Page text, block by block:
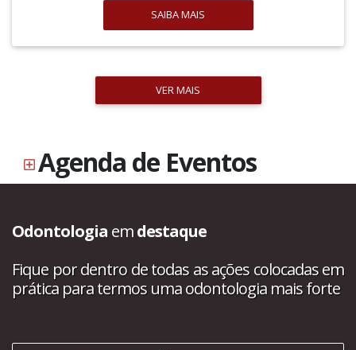
SAIBA MAIS
VER MAIS
Agenda de Eventos
Odontologia emdestaque
Fique por dentro de todas as ações colocadas em
prática para termos uma odontologia mais forte